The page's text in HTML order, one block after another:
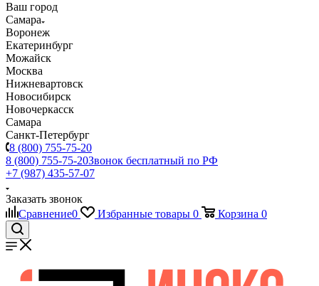
Ваш город
Самара
Воронеж
Екатеринбург
Можайск
Москва
Нижневартовск
Новосибирск
Новочеркасск
Самара
Санкт-Петербург
8 (800) 755-75-20
8 (800) 755-75-20Звонок бесплатный по РФ
+7 (987) 435-57-07
Заказать звонок
Сравнение0 Избранные товары 0 Корзина 0